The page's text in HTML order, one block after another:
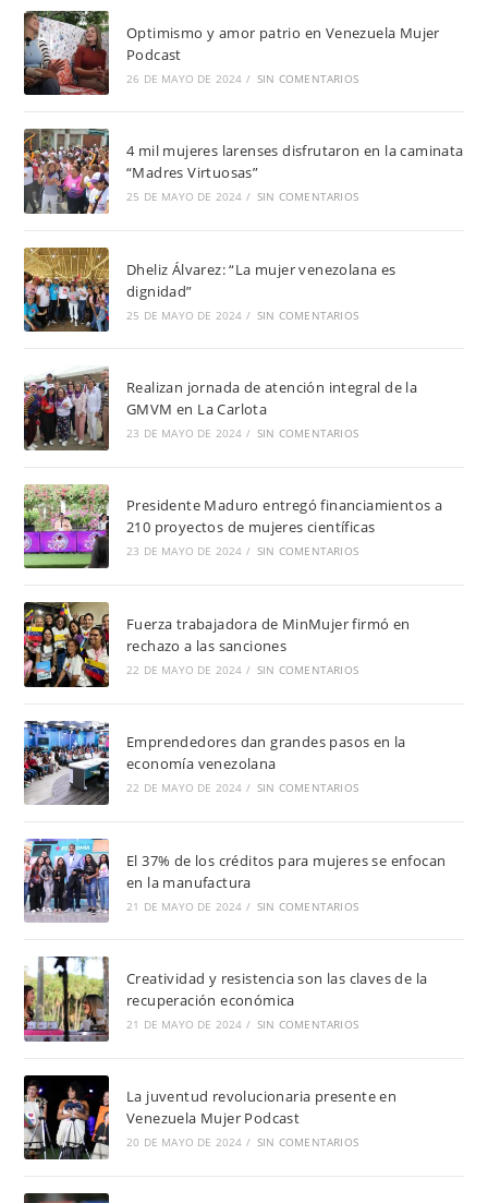
Optimismo y amor patrio en Venezuela Mujer
Podcast
26 DE MAYO DE 2024 / SIN COMENTARIOS
4 mil mujeres larenses disfrutaron en la caminata
“Madres Virtuosas”
25 DE MAYO DE 2024 / SIN COMENTARIOS
Dheliz Álvarez: “La mujer venezolana es
dignidad”
25 DE MAYO DE 2024 / SIN COMENTARIOS
Realizan jornada de atención integral de la
GMVM en La Carlota
23 DE MAYO DE 2024 / SIN COMENTARIOS
Presidente Maduro entregó financiamientos a
210 proyectos de mujeres científicas
23 DE MAYO DE 2024 / SIN COMENTARIOS
Fuerza trabajadora de MinMujer firmó en
rechazo a las sanciones
22 DE MAYO DE 2024 / SIN COMENTARIOS
Emprendedores dan grandes pasos en la
economía venezolana
22 DE MAYO DE 2024 / SIN COMENTARIOS
El 37% de los créditos para mujeres se enfocan
en la manufactura
21 DE MAYO DE 2024 / SIN COMENTARIOS
Creatividad y resistencia son las claves de la
recuperación económica
21 DE MAYO DE 2024 / SIN COMENTARIOS
La juventud revolucionaria presente en
Venezuela Mujer Podcast
20 DE MAYO DE 2024 / SIN COMENTARIOS